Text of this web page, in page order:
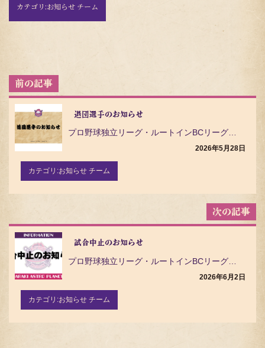
カテゴリ:お知らせ チーム
投
稿
ナ
ビ
ゲ
ー
退団選手のお知らせ
2026年5月28日
カテゴリ:お知らせ チーム
試合中止のお知らせ
2026年6月2日
カテゴリ:お知らせ チーム